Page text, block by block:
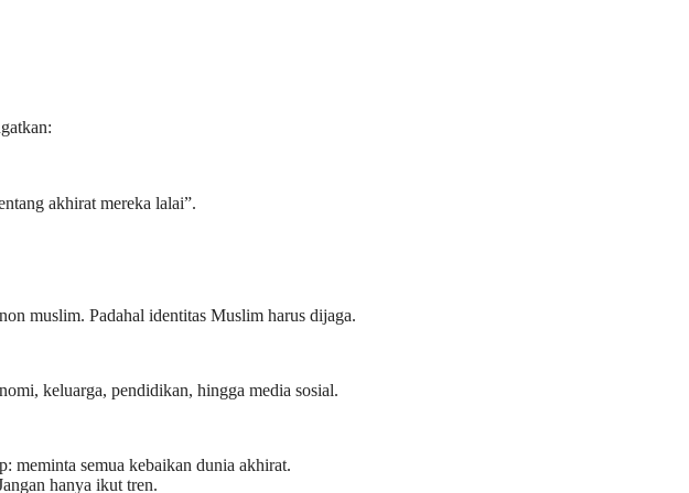
akhirat mereka lalai”.
muslim. Padahal identitas Muslim harus dijaga.
keluarga, pendidikan, hingga media sosial.
meminta semua kebaikan dunia akhirat.
hanya ikut tren.